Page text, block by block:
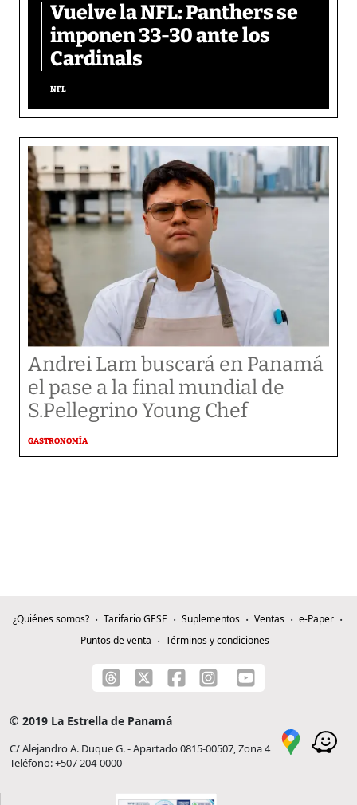
Vuelve la NFL: Panthers se
imponen 33-30 ante los
Cardinals
NFL
Andrei Lam buscará en Panamá
el pase a la final mundial de
S.Pellegrino Young Chef
GASTRONOMÍA
¿Quiénes somos? Tarifario GESE Suplementos Ventas
e-Paper
Puntos de venta
Términos y condiciones
© 2019 La Estrella de Panamá
C/ Alejandro A. Duque G. - Apartado 0815-00507, Zona 4
Teléfono: +507 204-0000